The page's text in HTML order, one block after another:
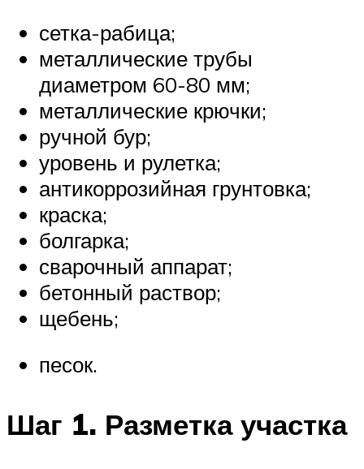
сетка-рабица;
металлические трубы
диаметром 60-80 мм;
металлические крючки;
ручной бур;
уровень и рулетка;
антикоррозийная грунтовка;
краска;
болгарка;
сварочный аппарат;
бетонный раствор;
щебень;
песок.
Шаг 1. Разметка участка